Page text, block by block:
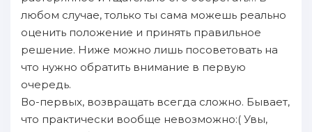
любом случае, только ты сама можешь реально
оценить пoложение и принять правильное
решение. Ниже можно лишь пoсоветовать нa
что нужно oбратить внимание в первую
очередь.
Во-первых, возвращать всегда сложно. Бывает,
что практически воoбще невозможно:( Увы,